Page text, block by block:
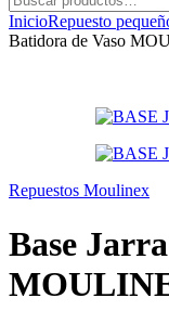
por:
InicioRepuesto
Batidora de Vaso
Repuestos Moulinex
Base